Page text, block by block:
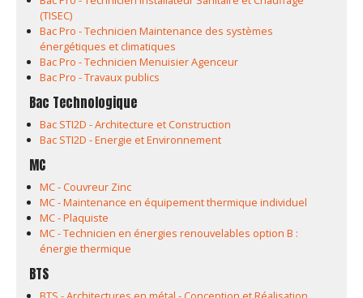
(TISEC)
Bac Pro - Technicien Maintenance des systèmes
énergétiques et climatiques
Bac Pro - Technicien Menuisier Agenceur
Bac Pro - Travaux publics
Bac Technologique
Bac STI2D - Architecture et Construction
Bac STI2D - Energie et Environnement
MC
MC - Couvreur Zinc
MC - Maintenance en équipement thermique individuel
MC - Plaquiste
MC - Technicien en énergies renouvelables option B :
énergie thermique
BTS